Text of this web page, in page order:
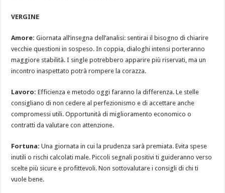
VERGINE
Amore: Giornata all’insegna dell’analisi: sentirai il bisogno di chiarire
vecchie questioni in sospeso. In coppia, dialoghi intensi porteranno
maggiore stabilità. I single potrebbero apparire più riservati, ma un
incontro inaspettato potrà rompere la corazza.
Lavoro: Efficienza e metodo oggi faranno la differenza. Le stelle
consigliano di non cedere al perfezionismo e di accettare anche
compromessi utili. Opportunità di miglioramento economico o
contratti da valutare con attenzione.
Fortuna: Una giornata in cui la prudenza sarà premiata. Evita spese
inutili o rischi calcolati male. Piccoli segnali positivi ti guideranno verso
scelte più sicure e profittevoli. Non sottovalutare i consigli di chi ti
vuole bene.